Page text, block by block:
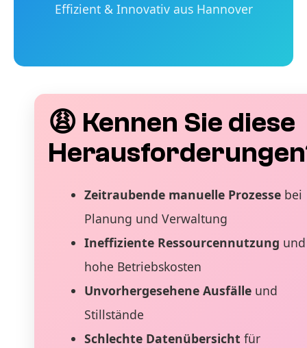
Effizient & Innovativ aus Hannover
😩 Kennen Sie diese
Zeitraubende manuelle Prozessebei
Planung und Verwaltung
Ineffiziente Ressourcennutzung und
hohe Betriebskosten
Unvorhergesehene Ausfälleund
Stillstände
Schlechte Datenübersicht für